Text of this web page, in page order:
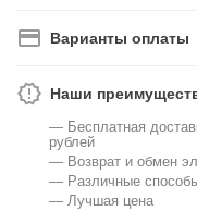
Варианты оплаты
Наши
— Бесплатная
рублей
— Возврат и обмен
— Различные
— Лучшая цена